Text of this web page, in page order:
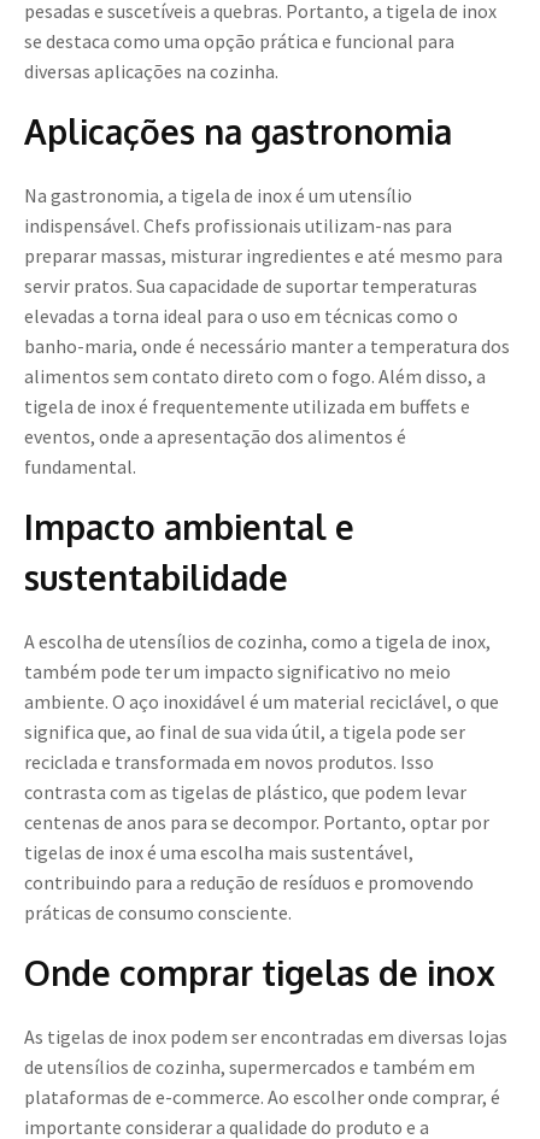
pesadas e suscetíveis a quebras. Portanto, a tigela de inox
se destaca como uma opção prática e funcional para
diversas aplicações na cozinha.
Aplicações na gastronomia
Na gastronomia, a tigela de inox é um utensílio
indispensável. Chefs profissionais utilizam-nas para
preparar massas, misturar ingredientes e até mesmo para
servir pratos. Sua capacidade de suportar temperaturas
elevadas a torna ideal para o uso em técnicas como o
banho-maria, onde é necessário manter a temperatura dos
alimentos sem contato direto com o fogo. Além disso, a
tigela de inox é frequentemente utilizada em buffets e
eventos, onde a apresentação dos alimentos é
fundamental.
Impacto ambiental e
sustentabilidade
A escolha de utensílios de cozinha, como a tigela de inox,
também pode ter um impacto significativo no meio
ambiente. O aço inoxidável é um material reciclável, o que
significa que, ao final de sua vida útil, a tigela pode ser
reciclada e transformada em novos produtos. Isso
contrasta com as tigelas de plástico, que podem levar
centenas de anos para se decompor. Portanto, optar por
tigelas de inox é uma escolha mais sustentável,
contribuindo para a redução de resíduos e promovendo
práticas de consumo consciente.
Onde comprar tigelas de inox
As tigelas de inox podem ser encontradas em diversas lojas
de utensílios de cozinha, supermercados e também em
plataformas de e-commerce. Ao escolher onde comprar, é
importante considerar a qualidade do produto e a